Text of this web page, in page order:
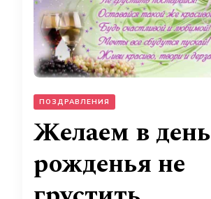
ПОЗДРАВЛЕНИЯ
Желаем в день
рожденья не